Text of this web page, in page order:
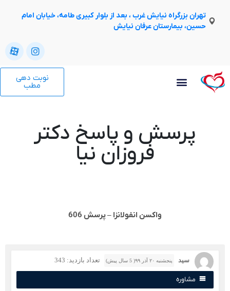
تهران بزرگراه نیایش غرب ، بعد از بلوار کبیری طامه، خیابان امام
حسین، بیمارستان عرفان نیایش
نوبت دهی
پرسش و پاسخ دکتر
فروزان نیا
واکسن انفولانزا – پرسش 606
سید پنجشنبه ۲۰ آذر ۹۹( 5 سال پیش) تعداد بازدید: 343
مشاوره